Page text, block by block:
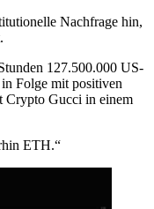
Nachfrage hin,
127.500.000 US-
Folge mit positiven
Crypto Gucci in einem
ETH.“